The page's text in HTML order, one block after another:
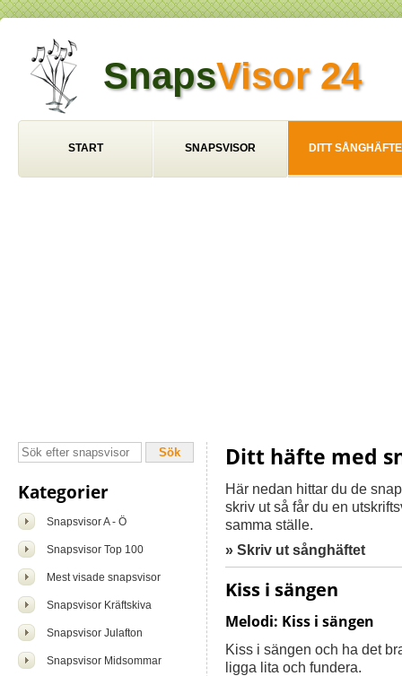
SnapsVisor 24
START SNAPSVISOR DITT SÅNGHÄFTE
Kategorier
Snapsvisor A - Ö
Snapsvisor Top 100
Mest visade snapsvisor
Snapsvisor Kräftskiva
Snapsvisor Julafton
Snapsvisor Midsommar
Ditt häfte med
Här nedan hittar du de
skriv ut så får du en
samma ställe.
» Skriv ut sånghäftet
Kiss i sängen
Melodi: Kiss i sängen
Kiss i sängen och ha det
ligga lita och fundera.